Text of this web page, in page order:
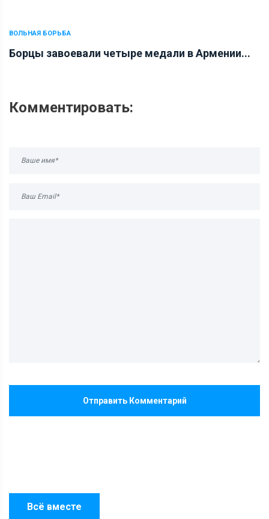
Всё вместе
ВОЛЬНАЯ БОРЬБА
Борцы завоевали четыре медали в Армении...
Комментировать:
Отправить Комментарий